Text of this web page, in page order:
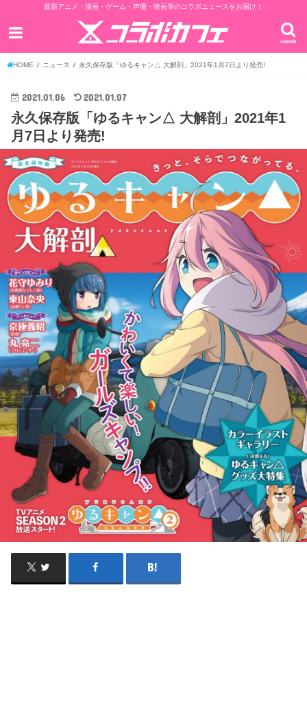
最新アニメ・漫画・ゲーム・声優・映画等のコラボニュースをお届け！
search
HOME ニュース 永久保存版「ゆるキャン△ 大解剖」2021年1月7日より発売!
2021.01.06 2021.01.07
永久保存版「ゆるキャン△ 大解剖」2021年1
月7日より発売!